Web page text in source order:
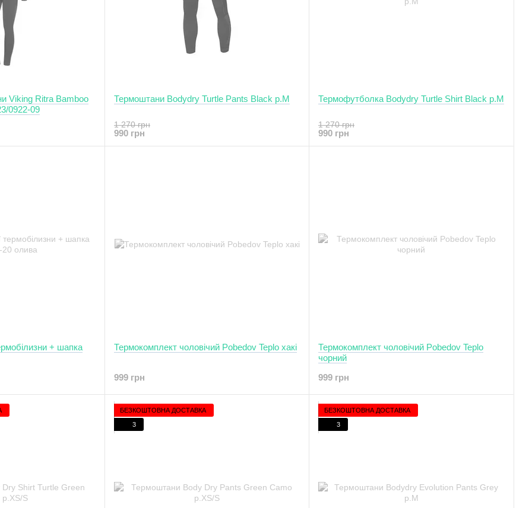
Viking Ritra Bamboo
0922-09
Термоштани Bodydry Turtle Pants Black р.M
1 270 грн
990 грн
Термофутболка Bodydry Turtle Shirt Black р.M
1 270 грн
990 грн
+ шапка
Термокомплект чоловічий Pobedov Teplo хакі
999 грн
Термокомплект чоловічий Pobedov Teplo
чорний
999 грн
БЕЗКОШТОВНА ДОСТАВКА
3
БЕЗКОШТОВНА ДОСТАВКА
3